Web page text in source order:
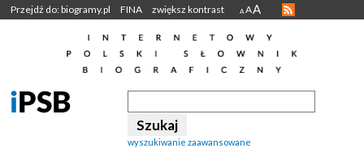
Przejdź do: biogramy.pl FINA zwiększ kontrast A AA
wyszukiwanie zaawansowane